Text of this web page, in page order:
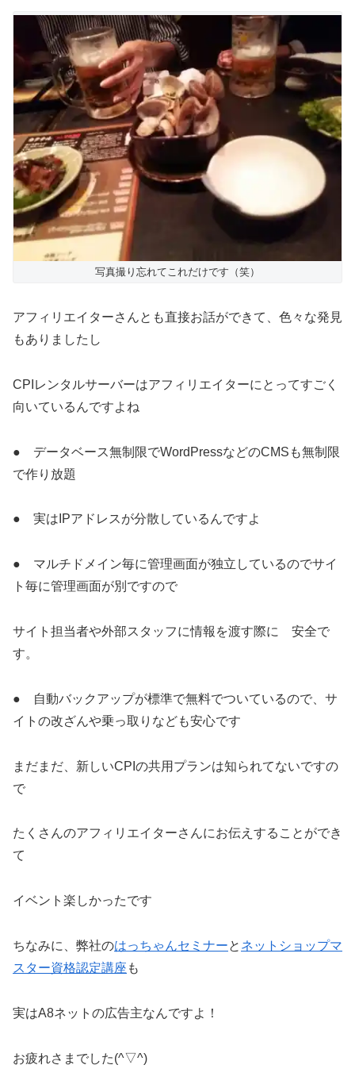
写真撮り忘れてこれだけです（笑）
アフィリエイターさんとも直接お話ができて、色々な発見
もありましたし
CPIレンタルサーバーはアフィリエイターにとってすごく
向いているんですよね
● データベース無制限でWordPressなどのCMSも無制限
で作り放題
● 実はIPアドレスが分散しているんですよ
● マルチドメイン毎に管理画面が独立しているのでサイ
ト毎に管理画面が別ですので
サイト担当者や外部スタッフに情報を渡す際に 安全で
す。
● 自動バックアップが標準で無料でついているので、サ
イトの改ざんや乗っ取りなども安心です
まだまだ、新しいCPIの共用プランは知られてないですの
で
たくさんのアフィリエイターさんにお伝えすることができ
て
イベント楽しかったです
ちなみに、弊社のはっちゃんセミナーと ネットショップマ
スター資格認定講座 も
実はA8ネットの広告主なんですよ！
お疲れさまでした(^▽^)